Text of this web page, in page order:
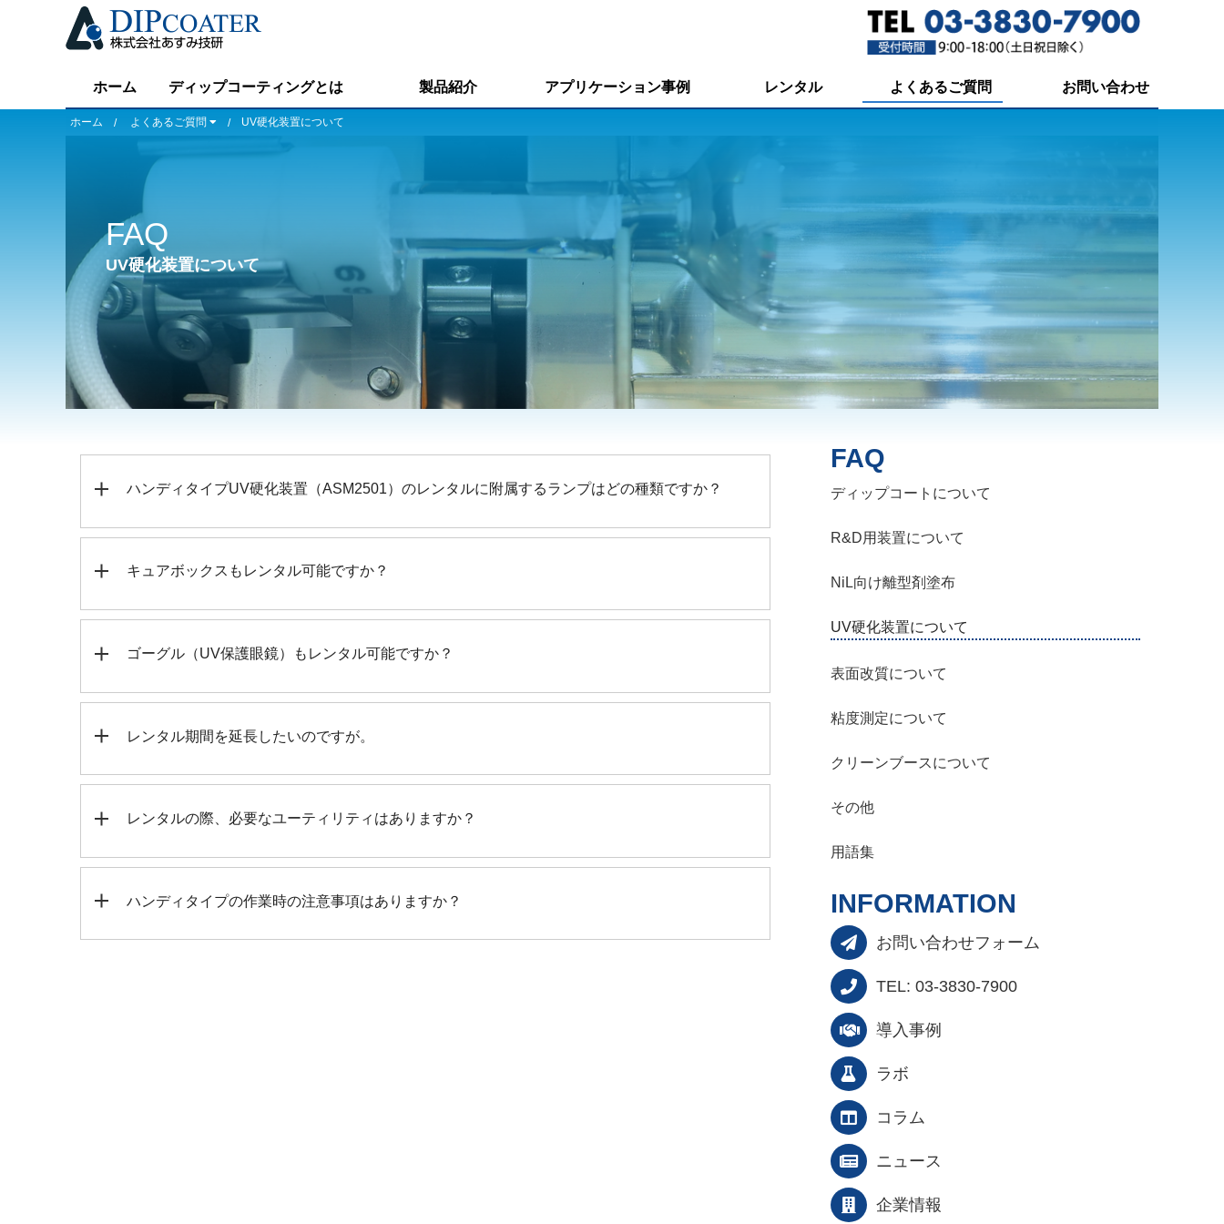
ホーム ディップコーティングとは 製品紹介 アプリケーション事例 レンタル よくあるご質問 お問い合わせ
ホーム よくあるご質問 UV硬化装置について
FAQ
UV硬化装置について
ハンディタイプUV硬化装置（ASM2501）のレンタルに附属するランプはどの種類ですか？
キュアボックスもレンタル可能ですか？
ゴーグル（UV保護眼鏡）もレンタル可能ですか？
レンタル期間を延長したいのですが。
レンタルの際、必要なユーティリティはありますか？
ハンディタイプの作業時の注意事項はありますか？
FAQ
ディップコートについて
R&D用装置について
NiL向け離型剤塗布
UV硬化装置について
表面改質について
粘度測定について
クリーンブースについて
その他
用語集
INFORMATION
お問い合わせフォーム
TEL: 03-3830-7900
導入事例
ラボ
コラム
ニュース
企業情報